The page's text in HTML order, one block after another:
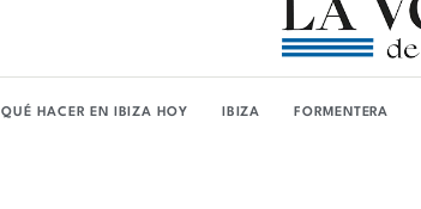
QUÉ HACER EN IBIZA HOY IBIZA FORMENTERA